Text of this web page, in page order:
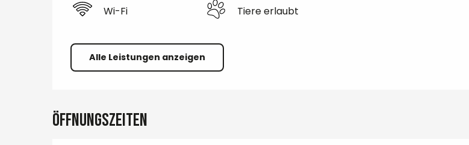
Wi-Fi Tiere erlaubt
Alle Leistungen anzeigen
Öffnungszeiten